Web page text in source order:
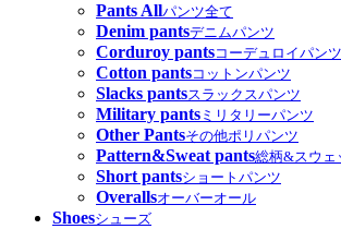
Pants Allパンツ全て
Denim pantsデニムパンツ
Corduroy pantsコーデュロイパンツ
Cotton pantsコットンパンツ
Slacks pantsスラックスパンツ
Military pants ミリタリーパンツ
Other Pantsその他ポリパンツ
Pattern&Sweat pants総柄&スウェ
Short pantsショートパンツ
Overallsオーバーオール
Shoesシューズ